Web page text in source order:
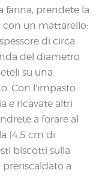
farina, prendete la
con un mattarello:
di circa
del diametro
su una
Con l’impasto
e ricavate altri
a forare al
(4,5 cm di
biscotti sulla
a